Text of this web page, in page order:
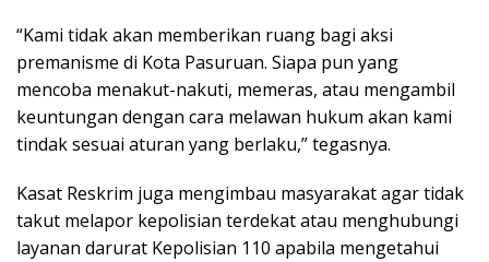
“Kami tidak akan memberikan ruang bagi aksi
premanisme di Kota Pasuruan. Siapa pun yang
mencoba menakut-nakuti, memeras, atau mengambil
keuntungan dengan cara melawan hukum akan kami
tindak sesuai aturan yang berlaku,” tegasnya.
Kasat Reskrim juga mengimbau masyarakat agar tidak
takut melapor kepolisian terdekat atau menghubungi
layanan darurat Kepolisian 110 apabila mengetahui